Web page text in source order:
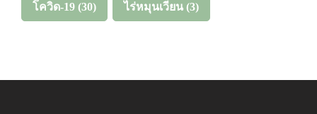
โควิด-19 (30) ไร่หมุนเวียน (3)